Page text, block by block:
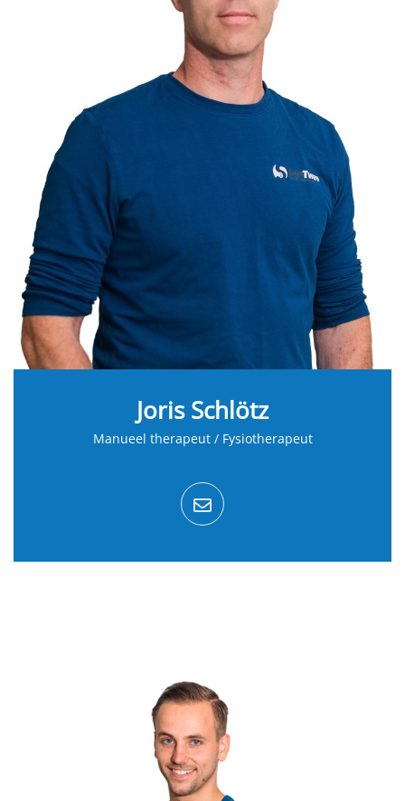
Joris Schlötz
Manueel therapeut / Fysiotherapeut